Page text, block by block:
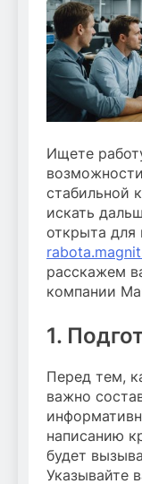
Ищете
стабильной
искать
открыта для
расскажем
компании
1.
Перед тем,
важно
написанию
будет
Указывайте